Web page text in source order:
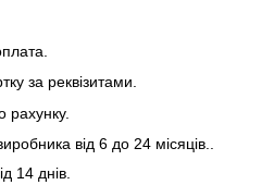
за реквізитами.
рахунку.
від 6 до 24 місяців..
14 днів.